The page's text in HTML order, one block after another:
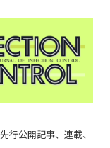
行公開記事、連載、